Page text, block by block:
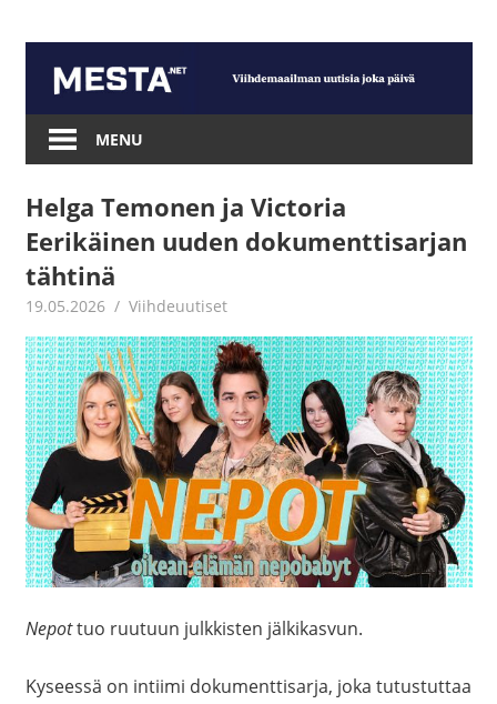
content
Mesta.net
MENU
Helga Temonen ja Victoria
Eerikäinen uuden dokumenttisarjan
tähtinä
19.05.2026 Juha Kaunisto
Viihdeuutiset
Nepottuo ruutuun julkkisten jälkikasvun.
Kyseessä on intiimi dokumenttisarja, joka tutustuttaa